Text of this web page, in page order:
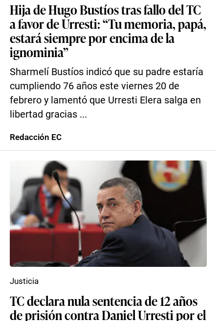
Hija de Hugo Bustíos tras fallo del TC
a favor de Urresti: “Tu memoria, papá,
estará siempre por encima de la
ignominia”
Sharmelí Bustíos indicó que su padre estaría
cumpliendo 76 años este viernes 20 de
febrero y lamentó que Urresti Elera salga en
libertad gracias ...
Redacción EC
TC declara nula sentencia de 12 años
de prisión contra Daniel Urresti por el
Justicia